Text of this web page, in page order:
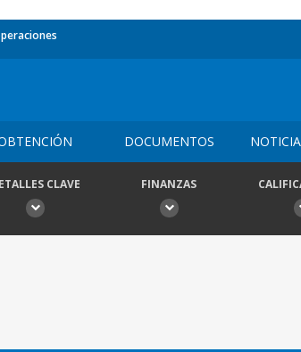
DOCUMENTOS
CLAVE FINANZAS